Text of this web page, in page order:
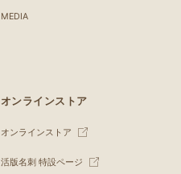
MEDIA
オンラインストア
オンラインストア
活版名刺 特設ページ